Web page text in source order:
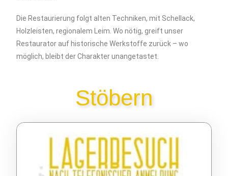
Die Restaurierung folgt alten Techniken, mit Schellack,
Holzleisten, regionalem Leim. Wo nötig, greift unser
Restaurator auf historische Werkstoffe zurück – wo
möglich, bleibt der Charakter unangetastet.
Stöbern